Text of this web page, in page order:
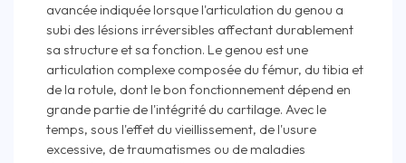
avancée indiquée lorsque l'articulation du genou a
subi des lésions irréversibles affectant durablement
sa structure et sa fonction. Le genou est une
articulation complexe composée du fémur, du tibia et
de la rotule, dont le bon fonctionnement dépend en
grande partie de l'intégrité du cartilage. Avec le
temps, sous l'effet du vieillissement, de l'usure
excessive, de traumatismes ou de maladies